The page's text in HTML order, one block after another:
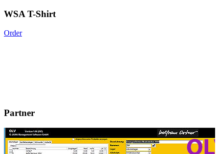
WSA T-Shirt
Order
Partner